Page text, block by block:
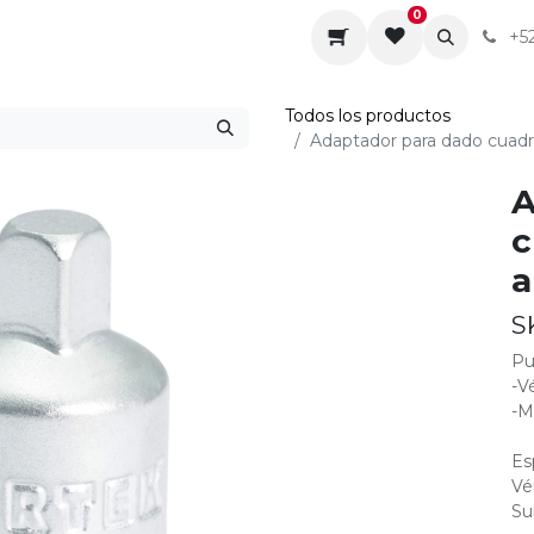
Servicios
0
Todos los productos
Adaptador para dado
-
-